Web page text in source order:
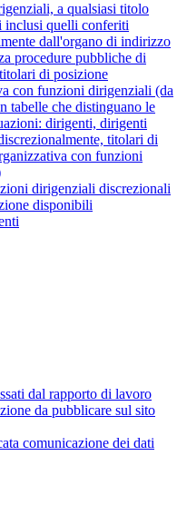
a qualsiasi titolo
inclusi quelli conferiti
dall'organo di indirizzo
procedure pubbliche di
di posizione
con funzioni dirigenziali (da
tabelle che distinguano le
dirigenti, dirigenti
titolari di
con funzioni
dirigenziali discrezionali
disponibili
dal rapporto di lavoro
da pubblicare sul sito
comunicazione dei dati